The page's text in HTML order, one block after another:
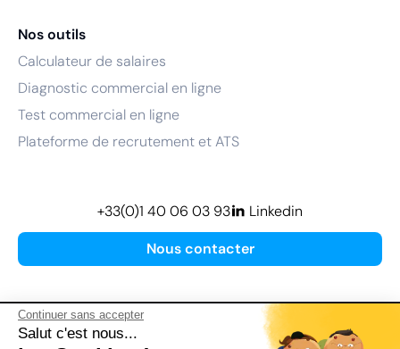
Continuer sans accepter
Salut c'est nous...
Nos outils
Calculateur de salaires
Diagnostic commercial en ligne
Test commercial en ligne
Plateforme de recrutement et ATS
Nous contacter
+33(0)1 40 06 03 93 Linkedin